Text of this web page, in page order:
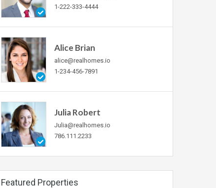
1-222-333-4444
Alice Brian
alice@realhomes.io
1-234-456-7891
Julia Robert
Julia@realhomes.io
786.111.2233
Featured Properties